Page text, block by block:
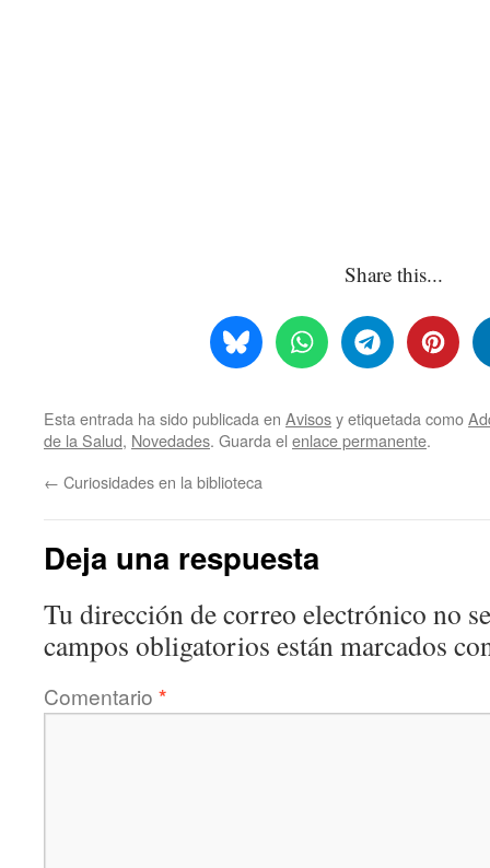
Share this...
Esta entrada ha sido publicada en Avisosy etiquetada como
de la Salud, Novedades. Guarda el enlace permanente.
← Curiosidades en la biblioteca
Deja una respuesta
Tu dirección de correo electrónico no
campos obligatorios están marcados
Comentario *